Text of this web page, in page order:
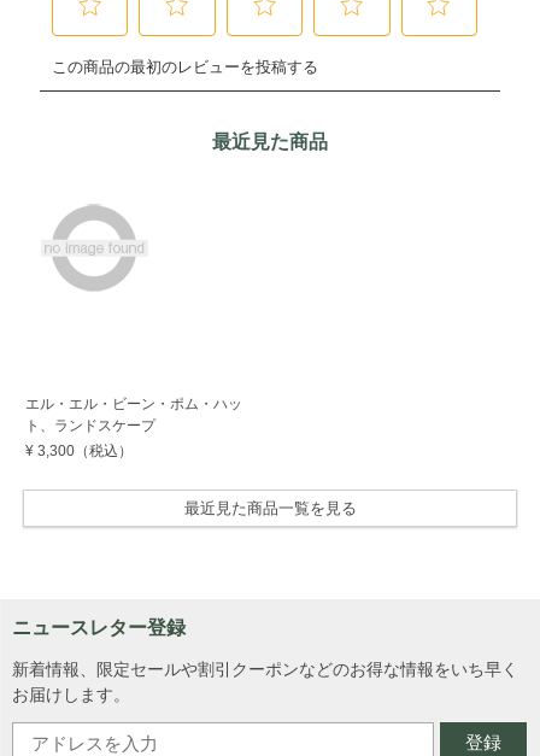
最近見た商品
エル・エル・ビーン・ポム・ハッ
ト、ランドスケープ
¥ 3,300（税込）
最近見た商品一覧を見る
ニュースレター登録
新着情報、限定セールや割引クーポンなどのお得な情報をいち早く
お届けします。
登録